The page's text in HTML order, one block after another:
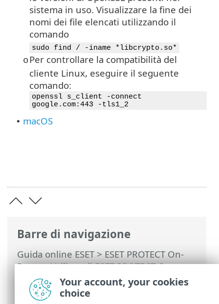
Barre di navigazione
Guida online ESET> ESET PROTECT On-
Prem>Utilizzo di ESET PROTECT On-
Prem>
ESET PROTECT On-Prem Menu
principale >Altro Impostazioni
sistema in uso. Visualizzare la fine dei
nomi dei file elencati utilizzando il
comando
sudo find / -iname *libcrypto.so*
oPer controllare la compatibilità del
cliente Linux, eseguire il seguente
comando:
openssl s_client -connect
google.com:443 -tls1_2
• macOS
Your account, your cookies
choice